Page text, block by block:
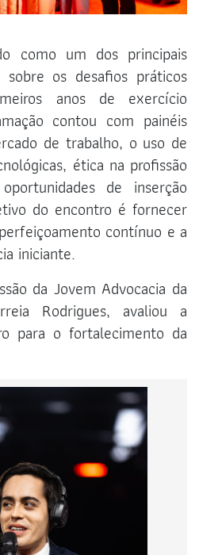
como um dos principais
os desafios práticos
anos de exercício
contou com painéis
de trabalho, o uso de
ética na profissão
de inserção
do encontro é fornecer
contínuo e a
iniciante.
da Jovem Advocacia da
Rodrigues, avaliou a
para o fortalecimento da